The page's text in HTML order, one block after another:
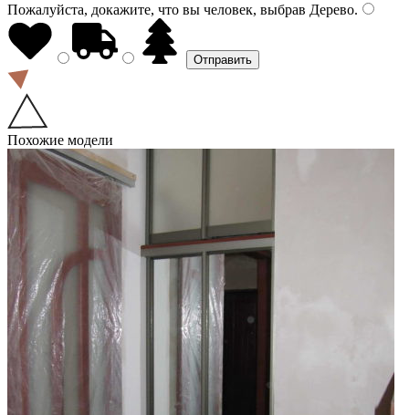
Пожалуйста, докажите, что вы человек, выбрав Дерево.
Похожие модели